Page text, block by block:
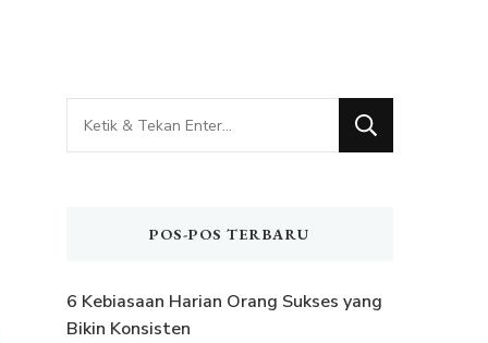
Mencari
Sesuatu?
POS-POS TERBARU
6 Kebiasaan Harian Orang Sukses yang
Bikin Konsisten